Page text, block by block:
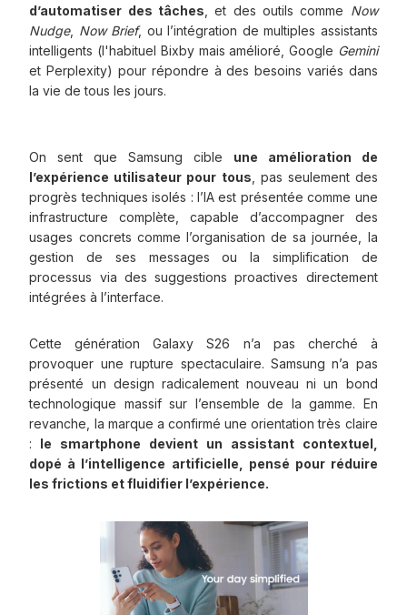
d’automatiser des tâches , et des outils comme Now
Nudge, Now Brief, ou l’intégration de multiples assistants
intelligents (l'habituel Bixby mais amélioré, Google Gemini
et Perplexity) pour répondre à des besoins variés dans
la vie de tous les jours.
On sent que Samsung cible une amélioration de
l’expérience utilisateur pour tous , pas seulement des
progrès techniques isolés : l’IA est présentée comme une
infrastructure complète, capable d’accompagner des
usages concrets comme l’organisation de sa journée, la
gestion de ses messages ou la simplification de
processus via des suggestions proactives directement
intégrées à l’interface.
Cette génération Galaxy S26 n’a pas cherché à
provoquer une rupture spectaculaire. Samsung n’a pas
présenté un design radicalement nouveau ni un bond
technologique massif sur l’ensemble de la gamme. En
revanche, la marque a confirmé une orientation très claire
: le smartphone devient un assistant contextuel,
dopé à l’intelligence artificielle, pensé pour réduire
les frictions et fluidifier l’expérience.